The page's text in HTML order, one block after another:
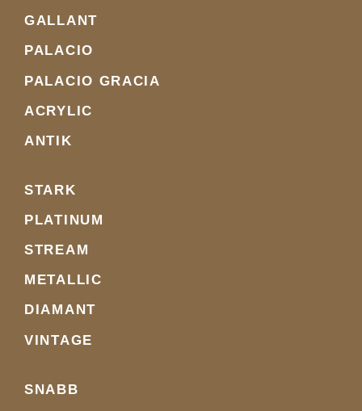
GALLANT
PALACIO
PALACIO GRACIA
ACRYLIC
ANTIK
STARK
PLATINUM
STREAM
METALLIC
DIAMANT
VINTAGE
SNABB